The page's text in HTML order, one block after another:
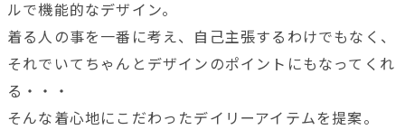
ルで機能的なデザイン。
着る人の事を一番に考え、自己主張するわけでもなく、
それでいてちゃんとデザインのポイントにもなってくれ
る・・・
そんな着心地にこだわったデイリーアイテムを提案。